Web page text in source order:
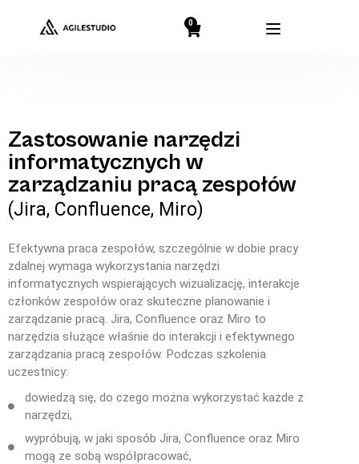
0
Zastosowanie narzędzi
informatycznych w
zarządzaniu pracą zespołów
(Jira, Confluence, Miro)
Efektywna praca zespołów, szczególnie w dobie pracy
zdalnej wymaga wykorzystania narzędzi
informatycznych wspierających wizualizację, interakcje
członków zespołów oraz skuteczne planowanie i
zarządzanie pracą. Jira, Confluence oraz Miro to
narzędzia służące właśnie do interakcji i efektywnego
zarządzania pracą zespołów. Podczas szkolenia
uczestnicy:
dowiedzą się, do czego można wykorzystać każde z
narzędzi,
wypróbują, w jaki sposób Jira, Confluence oraz Miro
mogą ze sobą współpracować,